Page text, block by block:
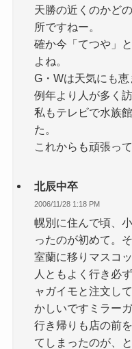
天勝の近くのかど
所ですねー。
確か今「てつや」
よね。
G・Wは天気にも
例年より人が多く
私もテレビで水族
た。
これからも頑張っ
北辰中卒
2006/11/28 1:18 PM
幌別に住んで頃、
ったのが初めて。
室蘭に移りマスコ
人ともよく行き必
ャガイモと注文し
かしいですミラー
行き帰りも店の前
てしまったのが、